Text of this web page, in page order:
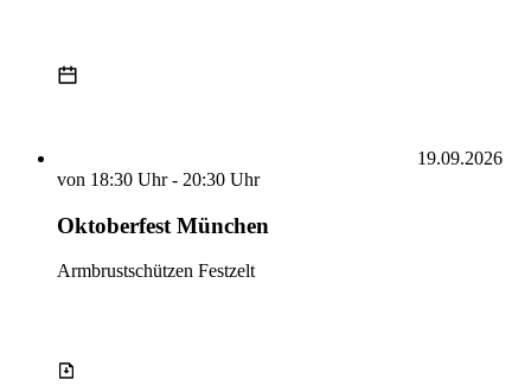
19.09.2026
von 18:30 Uhr- 20:30 Uhr
Oktoberfest München
Armbrustschützen Festzelt